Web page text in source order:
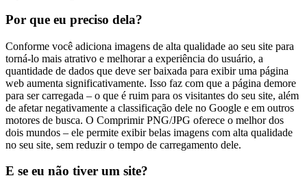
Por que eu preciso dela?
Conforme você adiciona imagens de alta qualidade ao seu site para
torná-lo mais atrativo e melhorar a experiência do usuário, a
quantidade de dados que deve ser baixada para exibir uma página
web aumenta significativamente. Isso faz com que a página demore
para ser carregada – o que é ruim para os visitantes do seu site, além
de afetar negativamente a classificação dele no Google e em outros
motores de busca. O Comprimir PNG/JPG oferece o melhor dos
dois mundos – ele permite exibir belas imagens com alta qualidade
no seu site, sem reduzir o tempo de carregamento dele.
E se eu não tiver um site?